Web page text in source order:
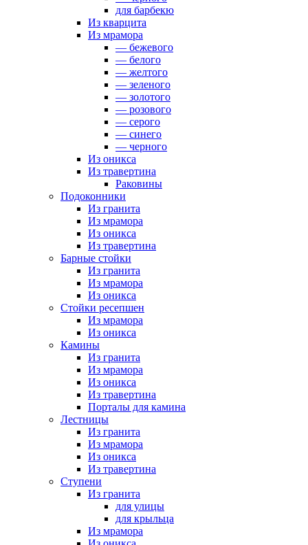
для барбекю
Из кварцита
Из мрамора
— бежевого
— белого
— желтого
— зеленого
— золотого
— розового
— серого
— синего
— черного
Из оникса
Из травертина
Раковины
Подоконники
Из гранита
Из мрамора
Из оникса
Из травертина
Барные стойки
Из гранита
Из мрамора
Из оникса
Стойки ресепшен
Из мрамора
Из оникса
Камины
Из гранита
Из мрамора
Из оникса
Из травертина
Порталы для камина
Лестницы
Из гранита
Из мрамора
Из оникса
Из травертина
Ступени
Из гранита
для улицы
для крыльца
Из мрамора